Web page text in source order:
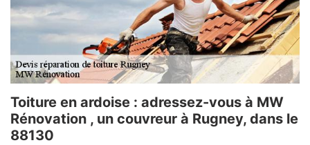
Toiture en ardoise : adressez-vous à MW
Rénovation , un couvreur à Rugney, dans le
88130